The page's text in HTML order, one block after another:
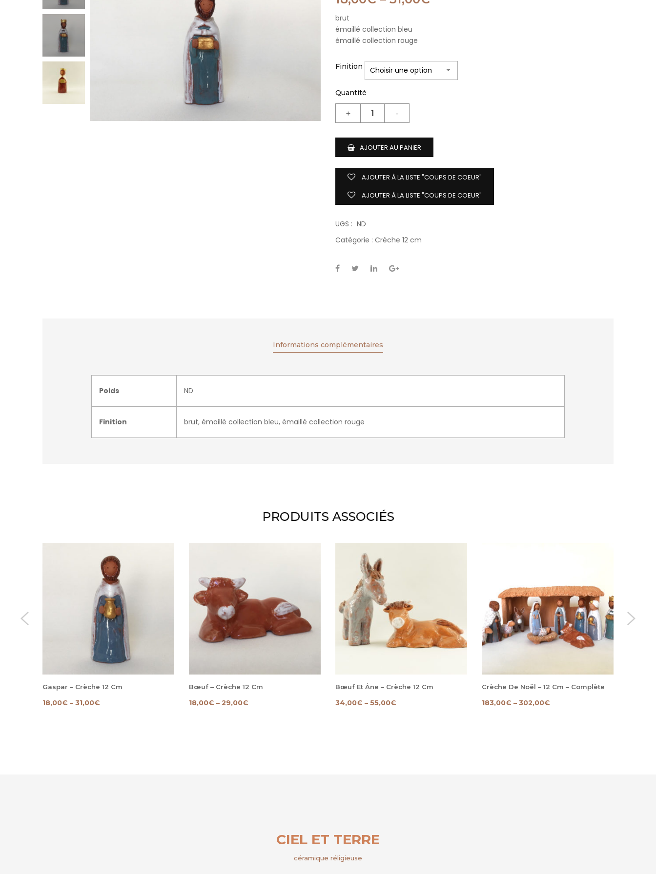
brut
émaillé collection bleu
émaillé collection rouge
Finition
Quantité
AJOUTER AU PANIER
AJOUTER À LA LISTE "COUPS DE COEUR"
AJOUTER À LA LISTE "COUPS DE COEUR"
UGS : ND
Catégorie : Crèche 12 cm
Informations complémentaires
Poids ND
Finition brut, émaillé collection bleu, émaillé collection rouge
PRODUITS ASSOCIÉS
Gaspar – Crèche 12 Cm
18,00€ – 31,00€
Bœuf – Crèche 12 Cm
18,00€ – 29,00€
Bœuf Et Âne – Crèche 12 Cm
34,00€ – 55,00€
Crèche De Noël – 12 Cm – Complète
183,00€ – 302,00€
CIEL ET TERRE
céramique réligieuse